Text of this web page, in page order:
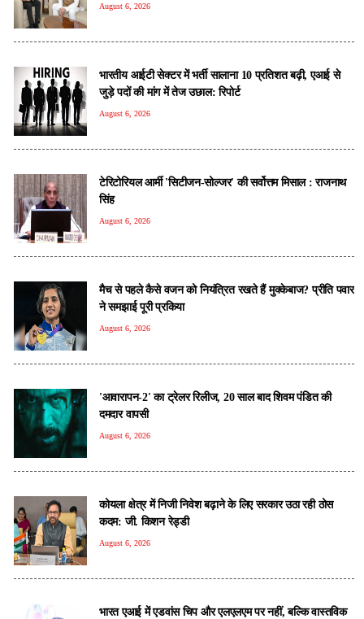
August 6, 2026
भारतीय आईटी सेक्टर में भर्ती सालाना 10 प्रतिशत बढ़ी, एआई से
जुड़े पदों की मांग में तेज उछाल: रिपोर्ट
August 6, 2026
टेरिटोरियल आर्मी 'सिटीजन-सोल्जर' की सर्वोत्तम मिसाल : राजनाथ
सिंह
August 6, 2026
मैच से पहले कैसे वजन को नियंत्रित रखते हैं मुक्केबाज? प्रीति पवार
ने समझाई पूरी प्रकिया
August 6, 2026
'आवारापन-2' का ट्रेलर रिलीज, 20 साल बाद शिवम पंडित की
दमदार वापसी
August 6, 2026
कोयला क्षेत्र में निजी निवेश बढ़ाने के लिए सरकार उठा रही ठोस
कदम: जी. किशन रेड्डी
August 6, 2026
भारत एआई में एडवांस चिप और एलएलएम पर नहीं, बल्कि वास्तविक